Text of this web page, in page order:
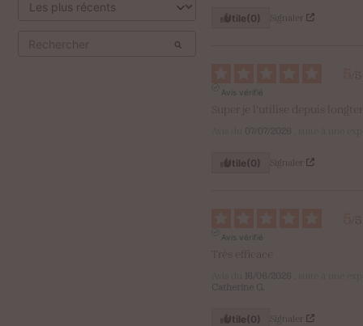
Utile(0) Signaler
5
Avis vérifié
Super je l'utilise depuis
Utile(0) Signaler
5
Avis vérifié
Très efficace
Utile(0) Signaler